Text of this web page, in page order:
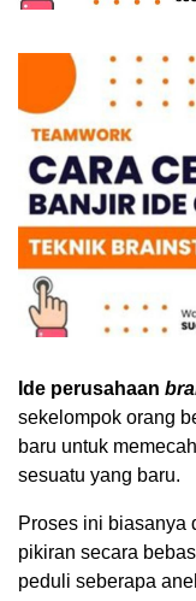
Ide perusahaan
sekelompok orang
baru untuk
sesuatu yang baru.
Proses ini biasanya
pikiran secara
peduli seberapa